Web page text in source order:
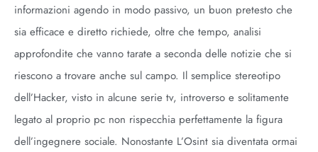
informazioni agendo in modo passivo, un buon pretesto che
sia efficace e diretto richiede, oltre che tempo, analisi
approfondite che vanno tarate a seconda delle notizie che si
riescono a trovare anche sul campo. Il semplice stereotipo
dell’Hacker, visto in alcune serie tv, introverso e solitamente
legato al proprio pc non rispecchia perfettamente la figura
dell’ingegnere sociale. Nonostante L’Osint sia diventata ormai